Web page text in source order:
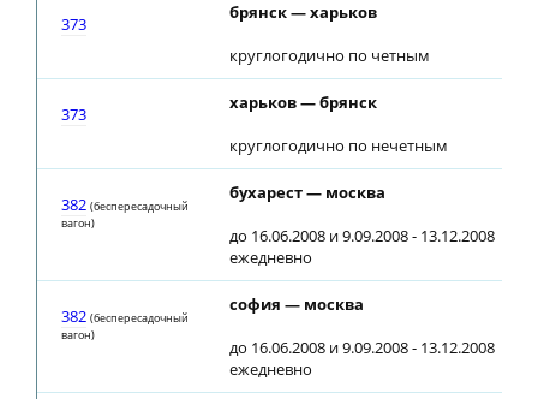
373
брянск — харьков
круглогодично по четным
373
харьков — брянск
круглогодично по нечетным
382 (беспересадочный
вагон)
бухарест — москва
до 16.06.2008 и 9.09.2008 - 13.12.2008
ежедневно
382 (беспересадочный
вагон)
софия — москва
до 16.06.2008 и 9.09.2008 - 13.12.2008
ежедневно